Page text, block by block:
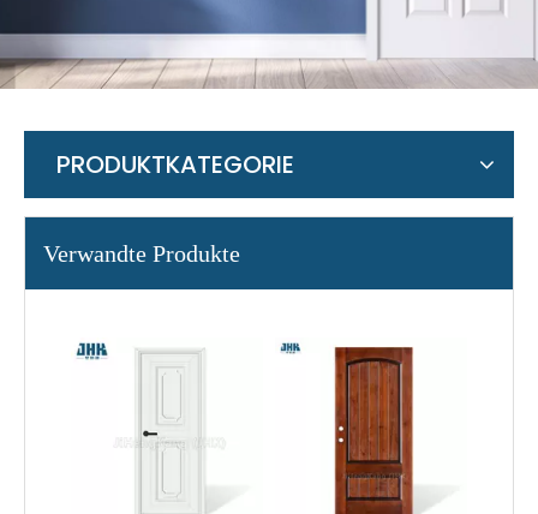
PRODUKTKATEGORIE
Verwandte Produkte